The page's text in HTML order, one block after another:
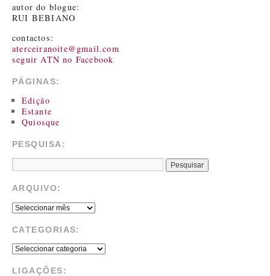
autor do blogue:
RUI BEBIANO
contactos:
aterceiranoite@gmail.com
seguir ATN no Facebook
PÁGINAS:
Edição
Estante
Quiosque
PESQUISA:
ARQUIVO:
CATEGORIAS:
LIGAÇÕES: